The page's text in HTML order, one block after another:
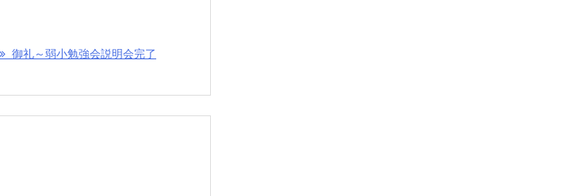
御礼～弱小勉強会説明会完了